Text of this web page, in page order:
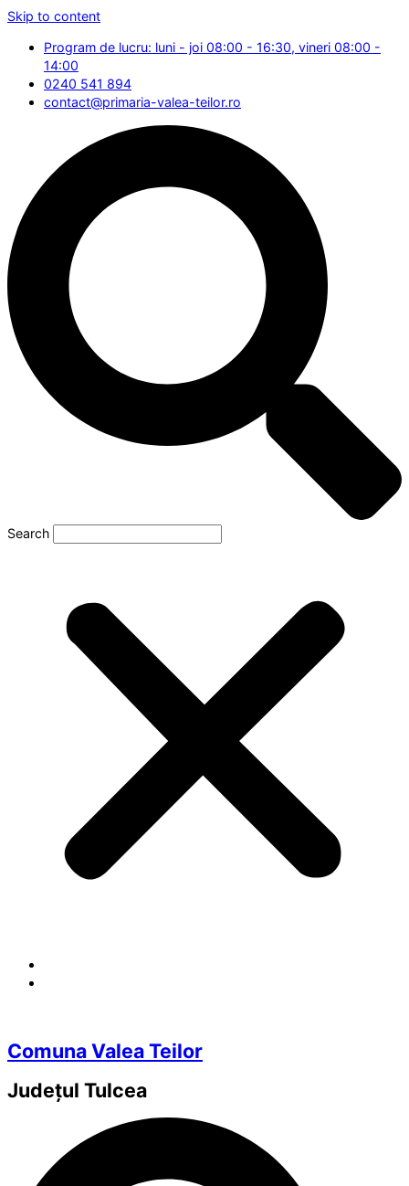
Skip to content
Program de lucru: luni - joi 08:00 - 16:30, vineri 08:00 -
14:00
0240 541 894
contact@primaria-valea-teilor.ro
Search
Comuna Valea Teilor
Județul Tulcea